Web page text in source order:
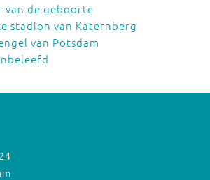
van de geboorte
stadion van Katernberg
van Potsdam